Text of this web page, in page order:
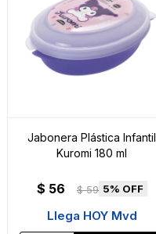
Jabonera Plástica Infantil
Kuromi 180 ml
$ 56 $ 59 5
Llega HOY Mvd